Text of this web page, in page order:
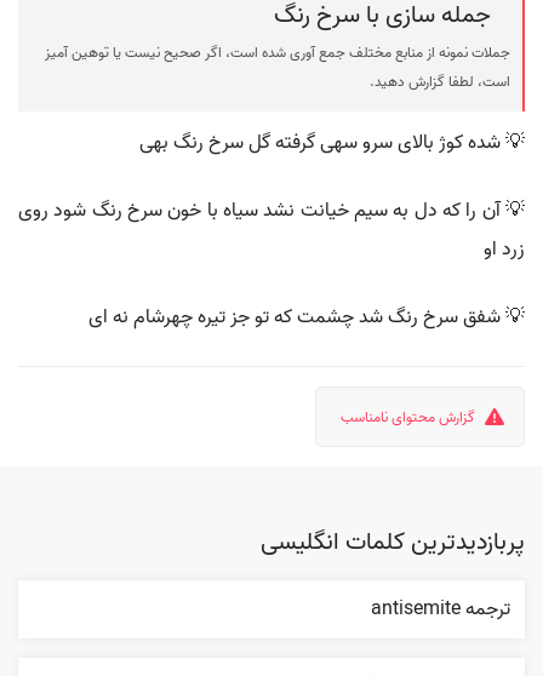
جمله سازی با سرخ رنگ
جملات نمونه از منابع مختلف جمع آوری شده است، اگر صحیح نیست یا توهین آمیز
است، لطفا گزارش دهید.
💡 شده کوژ بالای سرو سهی گرفته گل سرخ رنگ بهی
💡 آن را که دل به سیم خیانت نشد سیاه با خون سرخ رنگ شود روی
زرد او
💡 شفق سرخ رنگ شد چشمت که تو جز تیره چهرشام نه ای
گزارش محتوای نامناسب
پربازدیدترین کلمات انگلیسی
ترجمه antisemite